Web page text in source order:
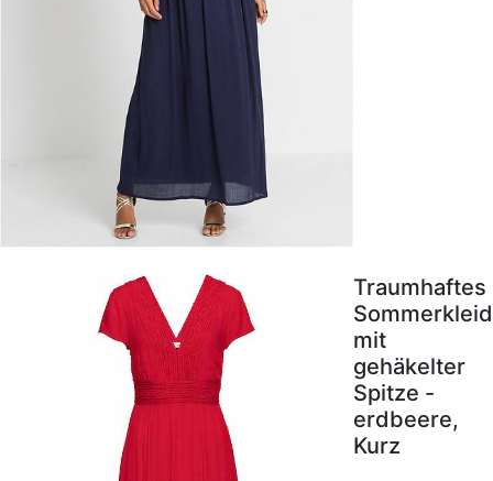
Traumhaftes
Sommerkleid
mit
gehäkelter
Spitze -
erdbeere,
Kurz